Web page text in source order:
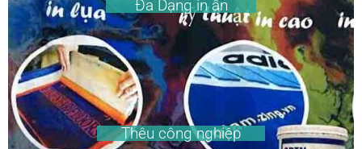
Đa Dạng in ấn
Thêu công nghiệp